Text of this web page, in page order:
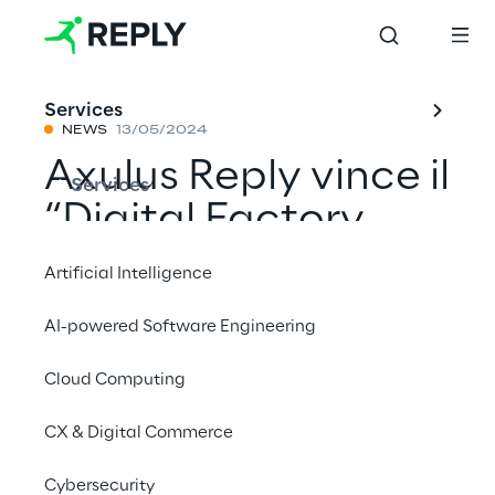
Services
Services
Artificial Intelligence
AI-powered Software Engineering
Cloud Computing
CX & Digital Commerce
Cybersecurity
NEWS 13/05/2024
Axulus Reply vince il
“Digital Factory
Award” di Fraport
AG
Condividi con un amico